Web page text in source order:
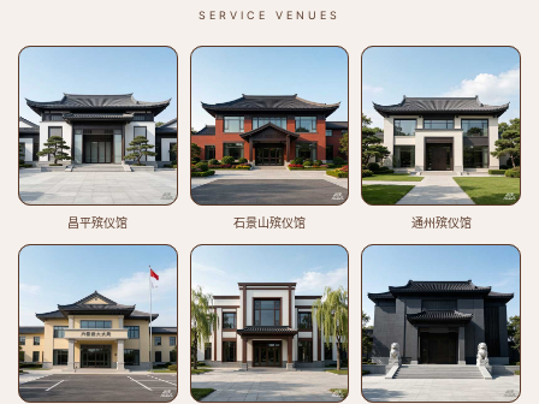
SERVICE VENUES
昌平殡仪馆 石景山殡仪馆 通州殡仪馆